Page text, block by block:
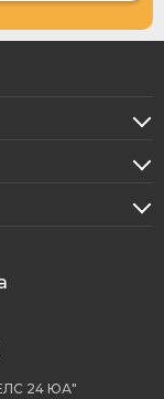
24 ЮА"